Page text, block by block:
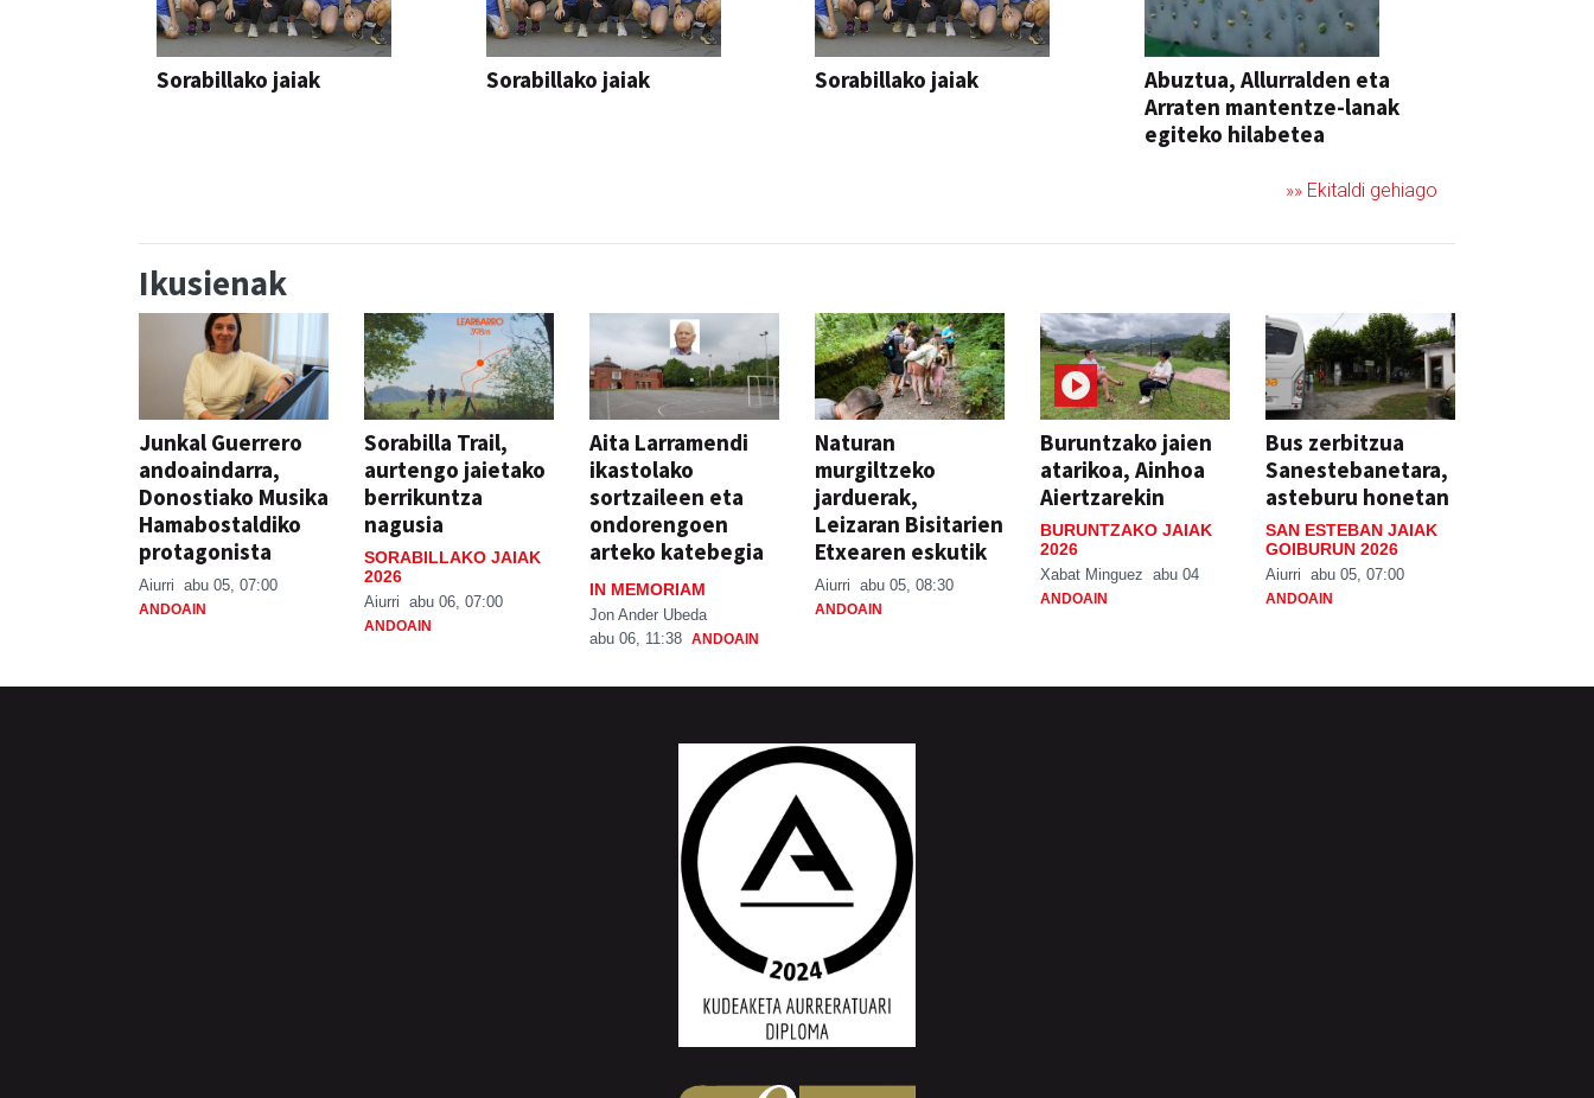
Sorabillako jaiak Sorabillako jaiak Sorabillako jaiak
Abuztua, Allurralden eta
Arraten mantentze-lanak
egiteko hilabetea
»» Ekitaldi gehiago
Ikusienak
Junkal Guerrero
andoaindarra,
Donostiako Musika
Hamabostaldiko
protagonista
Aiurri abu 05, 07:00
ANDOAIN
Sorabilla Trail,
aurtengo jaietako
berrikuntza
nagusia
SORABILLAKO JAIAK
2026
Aiurri abu 06, 07:00
ANDOAIN
Aita Larramendi
ikastolako
sortzaileen eta
ondorengoen
arteko katebegia
IN MEMORIAM
Jon Ander Ubeda
abu 06, 11:38 ANDOAIN
Naturan
murgiltzeko
jarduerak,
Leizaran Bisitarien
Etxearen eskutik
Aiurri abu 05, 08:30
ANDOAIN
Buruntzako jaien
atarikoa, Ainhoa
Aiertzarekin
BURUNTZAKO JAIAK
2026
Xabat Minguez abu 04
ANDOAIN
Bus zerbitzua
Sanestebanetara,
asteburu honetan
SAN ESTEBAN JAIAK
GOIBURUN 2026
Aiurri abu 05, 07:00
ANDOAIN